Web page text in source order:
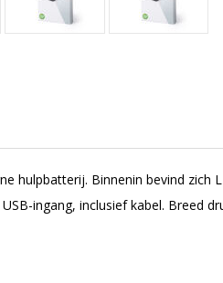
hulpbatterij. Binnenin bevind
ingang, inclusief kabel. Breed